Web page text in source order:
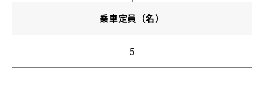
乗車定員（名）
5